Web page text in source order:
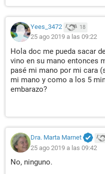
Yees_3472 18
25 ago 2019 a las 09:22
Hola doc me pueda sacar
vino en su mano entonces
pasé mi mano por mi cara
mi mano y como a los 5
embarazo?
Dra. Marta Marnet
25 ago 2019 a las 09:42
No, ninguno.